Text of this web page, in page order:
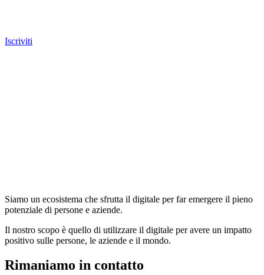
Iscriviti
Siamo un ecosistema che sfrutta il digitale per far emergere il pieno
potenziale di persone e aziende.
Il nostro scopo è quello di utilizzare il digitale per avere un impatto
positivo sulle persone, le aziende e il mondo.
Rimaniamo in contatto